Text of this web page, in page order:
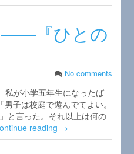
――『ひとの
No comments
が小学五年生になったば
子は校庭で遊んでてよい。
と言った。それ以上は何の
reading →